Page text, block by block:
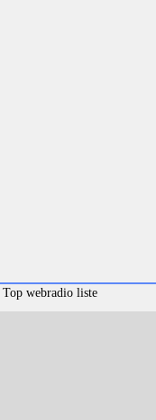
Top webradio liste